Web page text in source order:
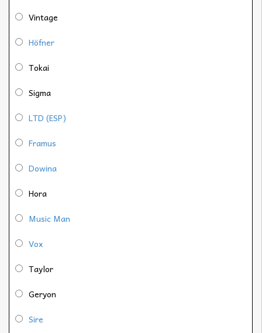
Vintage
Höfner
Tokai
Sigma
LTD (ESP)
Framus
Dowina
Hora
Music Man
Vox
Taylor
Geryon
Sire